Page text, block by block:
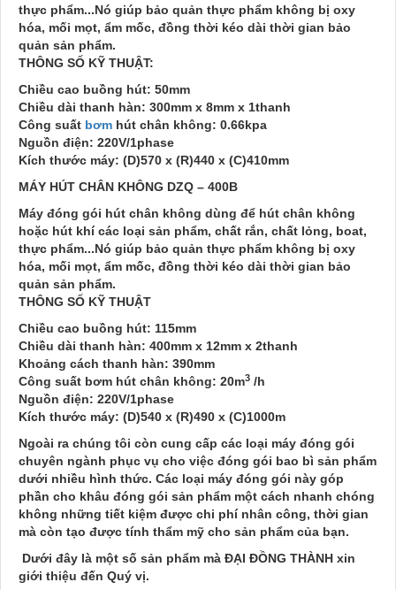
thực phẩm...Nó giúp bảo quản thực phẩm không bị oxy
hóa, mối mọt, ẩm mốc, đồng thời kéo dài thời gian bảo
quản sản phẩm.
THÔNG SỐ KỸ THUẬT:
Chiều cao buồng hút: 50mm
Chiều dài thanh hàn: 300mm x 8mm x 1thanh
Công suất bơm hút chân không: 0.66kpa
Nguồn điện: 220V/1phase
Kích thước máy: (D)570 x (R)440 x (C)410mm
MÁY HÚT CHÂN KHÔNG DZQ – 400B
Máy đóng gói hút chân không dùng để hút chân không
hoặc hút khí các loại sản phẩm, chất rắn, chất lỏng, boat,
thực phẩm...Nó giúp bảo quản thực phẩm không bị oxy
hóa, mối mọt, ẩm mốc, đồng thời kéo dài thời gian bảo
quản sản phẩm.
THÔNG SỐ KỸ THUẬT
Chiều cao buồng hút: 115mm
Chiều dài thanh hàn: 400mm x 12mm x 2thanh
Khoảng cách thanh hàn: 390mm
Công suất bơm hút chân không: 20m3 /h
Nguồn điện: 220V/1phase
Kích thước máy: (D)540 x (R)490 x (C)1000m
Ngoài ra chúng tôi còn cung cấp các loại máy đóng gói
chuyên ngành phục vụ cho việc đóng gói bao bì sản phẩm
dưới nhiều hình thức. Các loại máy đóng gói này góp
phần cho khâu đóng gói sản phẩm một cách nhanh chóng
không những tiết kiệm được chi phí nhân công, thời gian
mà còn tạo được tính thẩm mỹ cho sản phẩm của bạn.
Dưới đây là một số sản phẩm mà ĐẠI ĐỒNG THÀNH xin
giới thiệu đến Quý vị.